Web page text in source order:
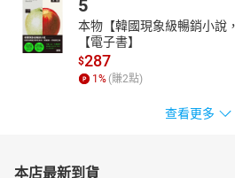
5
本物【韓國現象級暢銷小說
【電子書】
$287
1 % (賺2點)
查看更多
本店最新到貨